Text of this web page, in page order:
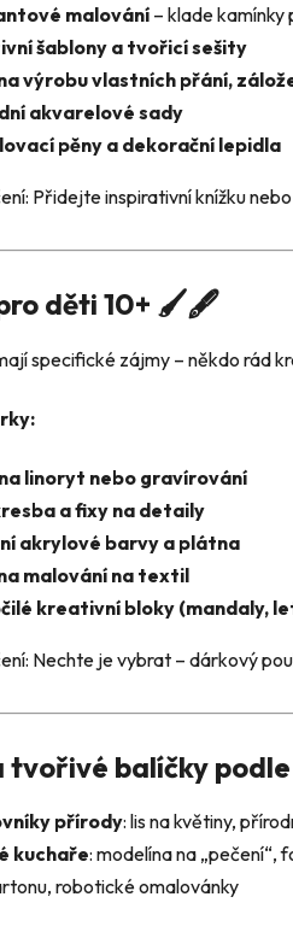
malování– klade kamínky
šablony a tvořicí sešity
výrobu vlastních přání,
akvarelové sady
pěny a dekorační lepidla
Přidejte inspirativní knížku
děti 10+ 🖌️🖋️
specifické zájmy – někdo rád
linoryt nebo gravírování
a fixy na detaily
akrylové barvy a plátna
malování na textil
kreativní bloky (mandaly,
Nechte je vybrat – dárkový
tvořivé balíčky podle
přírody: lis na květiny,
kuchaře: modelína na „pečení“,
robotické omalovánky